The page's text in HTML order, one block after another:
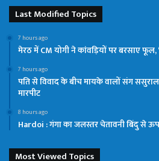
Last Modified Topics
7 hours ago
मेरठ में CM योगी ने कांवड़ियों पर बरसाए फूल,
7 hours ago
पति से विवाद के बीच मायके वालों संग ससुराल
मारपीट
8 hours ago
Hardoi : गंगा का जलस्तर चेतावनी बिंदु से
Most Viewed Topics